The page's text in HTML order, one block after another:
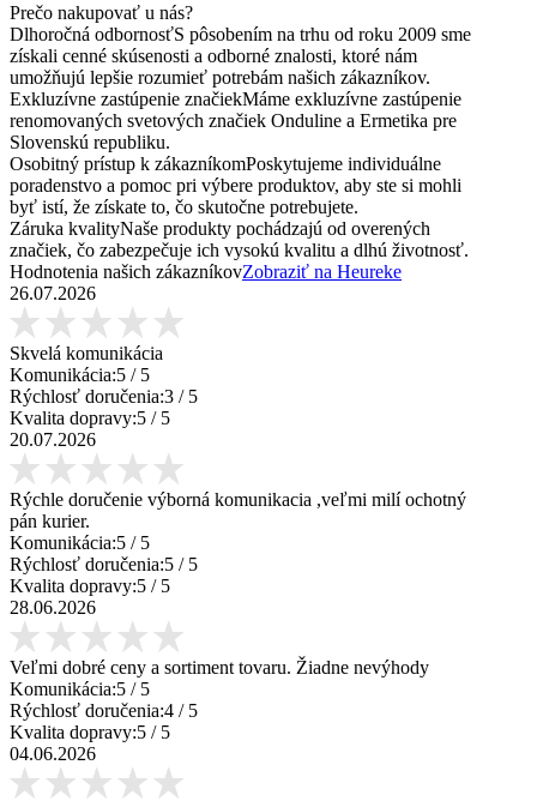
Prečo nakupovať u nás?
Dlhoročná odbornosťS pôsobením na trhu od roku 2009 sme
získali cenné skúsenosti a odborné znalosti, ktoré nám
umožňujú lepšie rozumieť potrebám našich zákazníkov.
Exkluzívne zastúpenie značiekMáme exkluzívne zastúpenie
renomovaných svetových značiek Onduline a Ermetika pre
Slovenskú republiku.
Osobitný prístup k zákazníkomPoskytujeme individuálne
poradenstvo a pomoc pri výbere produktov, aby ste si mohli
byť istí, že získate to, čo skutočne potrebujete.
Záruka kvalityNaše produkty pochádzajú od overených
značiek, čo zabezpečuje ich vysokú kvalitu a dlhú životnosť.
Hodnotenia našich zákazníkovZobraziť na Heureke
26.07.2026
Skvelá komunikácia
Komunikácia:5 / 5
Rýchlosť doručenia:3 / 5
Kvalita dopravy:5 / 5
20.07.2026
Rýchle doručenie výborná komunikacia ,veľmi milí ochotný
pán kurier.
Komunikácia:5 / 5
Rýchlosť doručenia:5 / 5
Kvalita dopravy:5 / 5
28.06.2026
Veľmi dobré ceny a sortiment tovaru. Žiadne nevýhody
Komunikácia:5 / 5
Rýchlosť doručenia:4 / 5
Kvalita dopravy:5 / 5
04.06.2026